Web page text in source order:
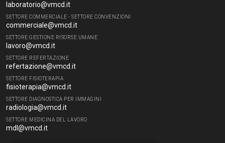
laboratorio@vmcd.it
SETTORE COMMERCIALE - SETTORE CONVENZIONI
commerciale@vmcd.it
SETTORE GESTIONE RISORSE UMANE
lavoro@vmcd.it
SETTORE REFERTAZIONE
refertazione@vmcd.it
SETTORE FISIOTERAPIA
fisioterapia@vmcd.it
SETTORE DIAGNOSTICA PER IMMAGINI
radiologia@vmcd.it
SETTORE MEDICINA DEL LAVORO
mdl@vmcd.it